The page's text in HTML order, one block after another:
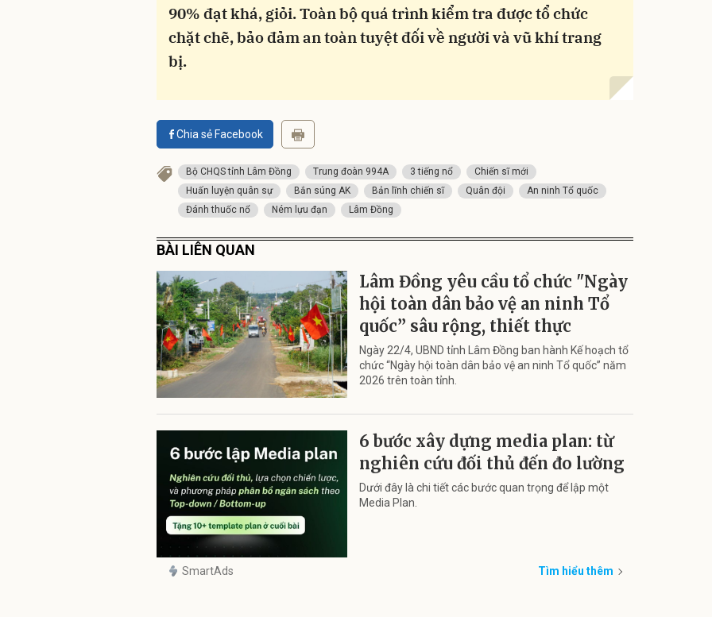
90% đạt khá, giỏi. Toàn bộ quá trình kiểm tra được tổ chức
chặt chẽ, bảo đảm an toàn tuyệt đối về người và vũ khí trang
bị.
Chia sẻ Facebook
Bộ CHQS tỉnh Lâm Đồng Trung đoàn 994A 3 tiếng nổ
Chiến sĩ mới
Huấn luyện quân sự
Bắn súng AK Bản lĩnh chiến sĩ Quân đội
An ninh Tổ quốc
Đánh thuốc nổ
Ném lựu đạn Lâm Đồng
BÀI LIÊN QUAN
Lâm Đồng yêu cầu tổ chức "Ngày
hội toàn dân bảo vệ an ninh Tổ
quốc” sâu rộng, thiết thực
Ngày 22/4, UBND tỉnh Lâm Đồng ban hành Kế hoạch tổ
chức “Ngày hội toàn dân bảo vệ an ninh Tổ quốc” năm
2026 trên toàn tỉnh.
6 bước xây dựng media plan: từ
nghiên cứu đối thủ đến đo lường
Dưới đây là chi tiết các bước quan trọng để lập một
Media Plan.
SmartAds Tìm hiểu thêm